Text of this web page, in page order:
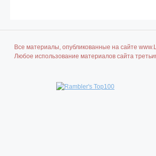
Все материалы, опубликованные на сайте
Любое использование материалов сайта